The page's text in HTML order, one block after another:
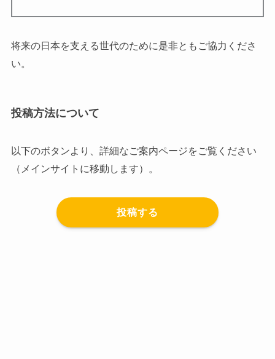
将来の日本を支える世代のために是非ともご協力くださ
い。
投稿方法について
以下のボタンより、詳細なご案内ページをご覧ください
（メインサイトに移動します）。
投稿する